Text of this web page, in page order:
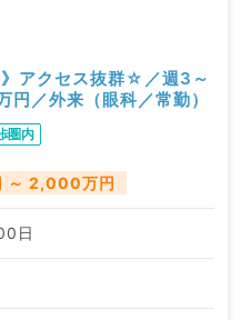
》アクセス抜群☆／週3～
／外来（眼科／常勤）
圏内
～ 2,000万円
日